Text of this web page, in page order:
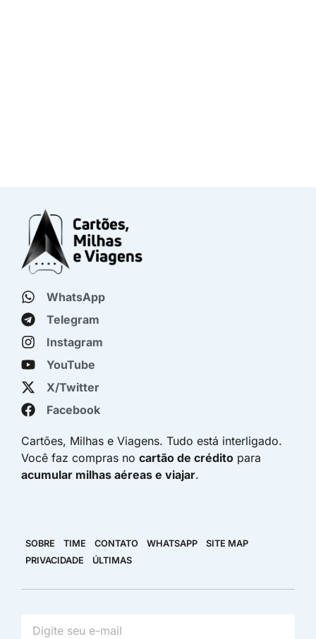
WhatsApp
Telegram
Instagram
YouTube
X/Twitter
Facebook
Cartões, Milhas e Viagens. Tudo está interligado.
Você faz compras no cartão de crédito para
acumular milhas aéreas e viajar.
SOBRE TIME CONTATO WHATSAPP
SITE MAP
PRIVACIDADE
ÚLTIMAS